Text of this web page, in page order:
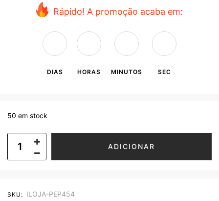
Rápido! A promoção acaba em:
DIAS HORAS MINUTOS SEC
50 em stock
ADICIONAR
SKU: ILOJA-PEP454